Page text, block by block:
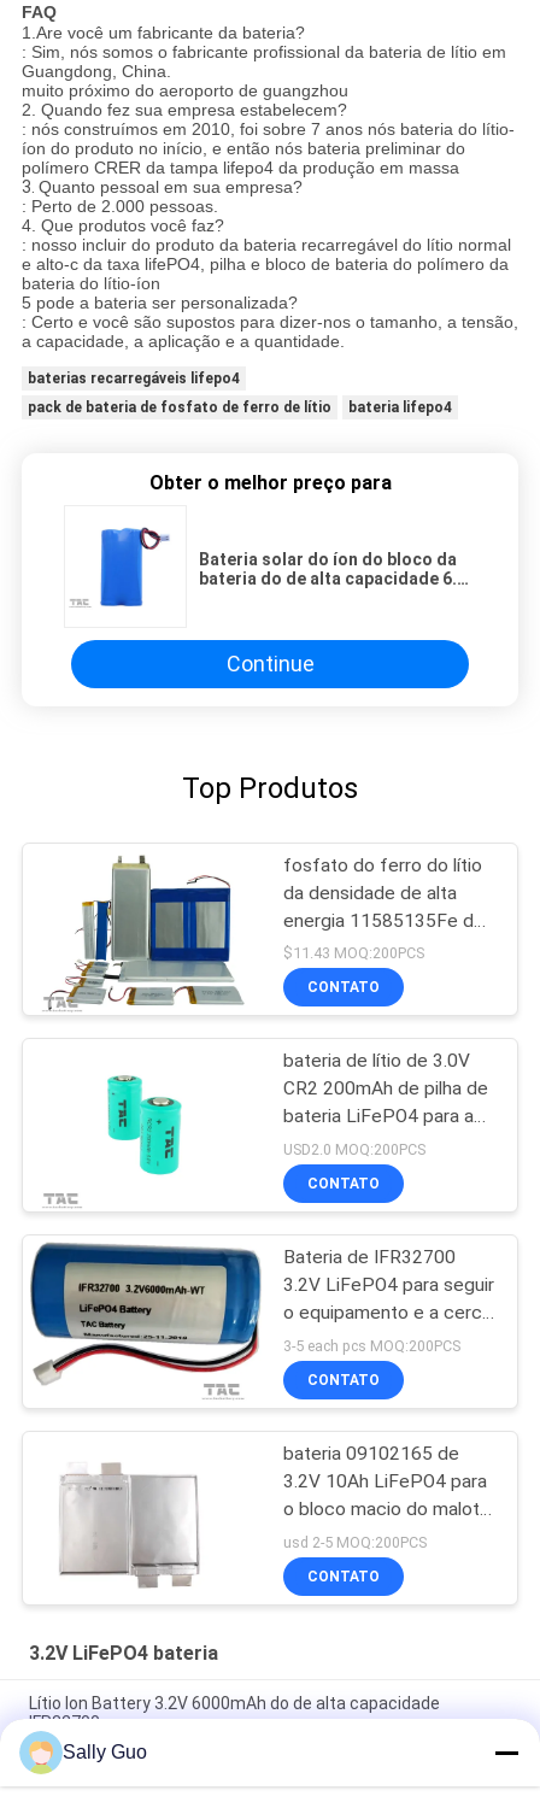
FAQ
1.Are você um fabricante da bateria?
: Sim, nós somos o fabricante profissional da bateria de lítio em
Guangdong, China.
muito próximo do aeroporto de guangzhou
2. Quando fez sua empresa estabelecem?
: nós construímos em 2010, foi sobre 7 anos nós bateria do lítio-
íon do produto no início, e então nós bateria preliminar do
polímero CRER da tampa lifepo4 da produção em massa
3. Quanto pessoal em sua empresa?
: Perto de 2.000 pessoas.
4. Que produtos você faz?
: nosso incluir do produto da bateria recarregável do lítio normal
e alto-c da taxa lifePO4, pilha e bloco de bateria do polímero da
bateria do lítio-íon
5 pode a bateria ser personalizada?
: Certo e você são supostos para dizer-nos o tamanho, a tensão,
a capacidade, a aplicação e a quantidade.
baterias recarregáveis lifepo4
pack de bateria de fosfato de ferro de lítio
bateria lifepo4
Obter o melhor preço para
Bateria solar do íon do bloco da
bateria do de alta capacidade 6.4v
Continue
Top Produtos
fosfato do ferro do lítio
da densidade de alta
energia 11585135Fe da
bateria de 3.2V LifeP04
10Ah
$11.43 MOQ:200PCS
CONTATO
bateria de lítio de 3.0V
CR2 200mAh de pilha de
bateria LiFePO4 para a
pena meridiana
USD2.0 MOQ:200PCS
CONTATO
Bateria de IFR32700
3.2V LiFePO4 para seguir
o equipamento e a cerca
elétrica solar
3-5 each pcs MOQ:200PCS
CONTATO
bateria 09102165 de
3.2V 10Ah LiFePO4 para
o bloco macio do malote
da bateria de estação da
carga
usd 2-5 MOQ:200PCS
CONTATO
3.2V LiFePO4 bateria
Lítio Ion Battery 3.2V 6000mAh do de alta capacidade
IFR32700
Bloco da bateria de IFR32140 2S1P 6.4V 15AH 3.2V LiFePO4
para solar de cerco elétrico posto
Sally Guo